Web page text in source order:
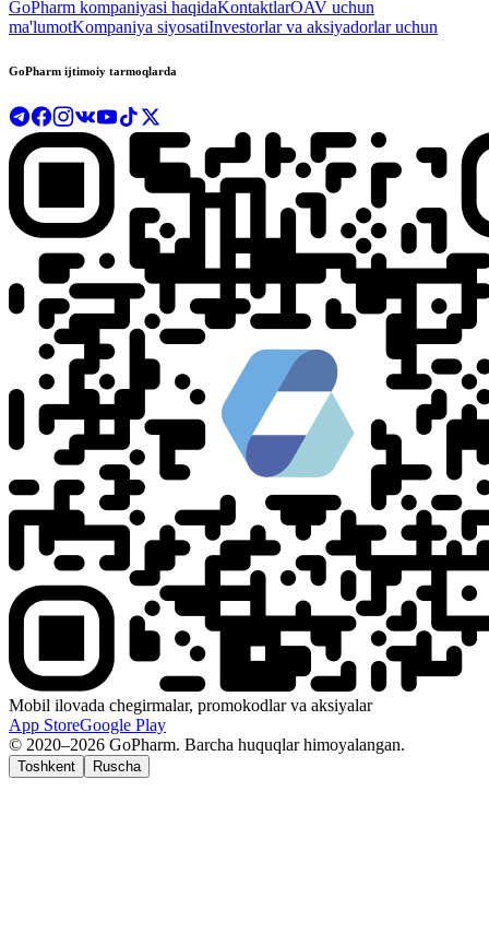
GoPharm kompaniyasi haqidaKontaktlarOAV uchun
ma'lumotKompaniya siyosatiInvestorlar va aksiyadorlar uchun
GoPharm ijtimoiy tarmoqlarda
Mobil ilovada chegirmalar, promokodlar va aksiyalar
App StoreGoogle Play
© 2020–2026 GoPharm. Barcha huquqlar himoyalangan.
Toshkent Ruscha